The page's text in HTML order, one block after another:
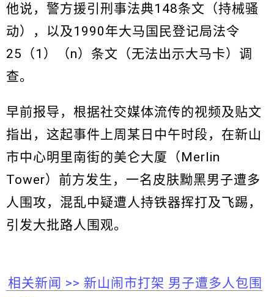
他说，警方援引刑事法典148条文（持械骚
动），以及1990年大马国民登记局法令
25（1）（n）条文（无法出示大马卡）调
查。
早前报导，根据社交媒体流传的视频及贴文
指出，这起事件上周某日中午时段，在新山
市中心明里南街的美仑大厦（Merlin
Tower）前方发生，一名皮肤黝黑男子遭多
人围攻，混乱中疑遭人持铁器挥打及飞踢，
引发大批路人围观。
相关新闻 >> 新山闹市打架 男子遭多人包围